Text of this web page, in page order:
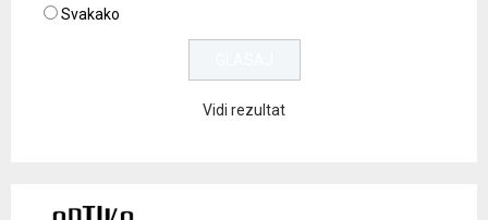
Svakako
Vidi rezultat